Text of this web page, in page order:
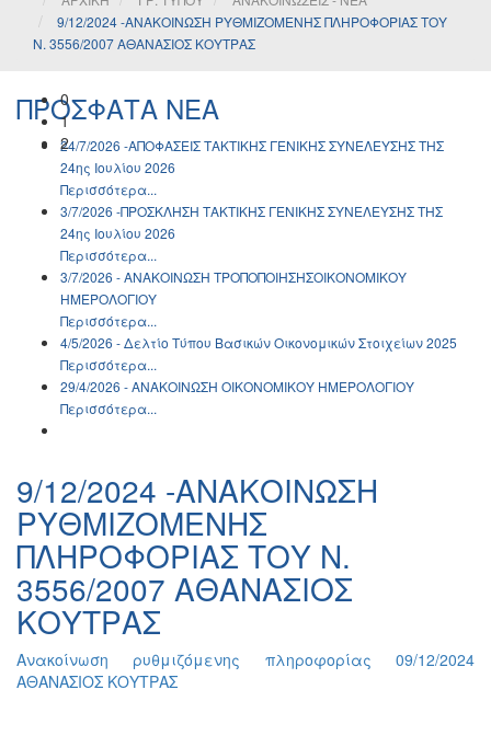
0
1
2
9/12/2024 -ΑΝΑΚΟΙΝΩΣΗ ΡΥΘΜΙΖΟΜΕΝΗΣ ΠΛΗΡΟΦΟΡΙΑΣ ΤΟΥ
Ν. 3556/2007 ΑΘΑΝΑΣΙΟΣ ΚΟΥΤΡΑΣ
ΠΡΟΣΦΑΤΑ ΝΕΑ
24/7/2026 -ΑΠΟΦΑΣΕΙΣ ΤΑΚΤΙΚΗΣ ΓΕΝΙΚΗΣ ΣΥΝΕΛΕΥΣΗΣ ΤΗΣ
24ης Ιουλίου 2026
Περισσότερα...
3/7/2026 -ΠΡΟΣΚΛΗΣΗ ΤΑΚΤΙΚΗΣ ΓΕΝΙΚΗΣ ΣΥΝΕΛΕΥΣΗΣ ΤΗΣ
24ης Ιουλίου 2026
Περισσότερα...
3/7/2026 - ΑΝΑΚΟΙΝΩΣH ΤΡΟΠΟΠΟΙΗΣΗΣΟΙΚΟΝΟΜΙΚΟΥ
ΗΜΕΡΟΛΟΓΙΟΥ
Περισσότερα...
4/5/2026 - Δελτίο Τύπου Βασικών Οικονομικών Στοιχείων 2025
Περισσότερα...
29/4/2026 - ΑΝΑΚΟΙΝΩΣH ΟΙΚΟΝΟΜΙΚΟΥ ΗΜΕΡΟΛΟΓΙΟΥ
Περισσότερα...
9/12/2024 -ΑΝΑΚΟΙΝΩΣΗ
ΡΥΘΜΙΖΟΜΕΝΗΣ
ΠΛΗΡΟΦΟΡΙΑΣ ΤΟΥ Ν.
3556/2007 ΑΘΑΝΑΣΙΟΣ
ΚΟΥΤΡΑΣ
Ανακοίνωση ρυθμιζόμενης πληροφορίας 09/12/2024
AΘΑΝΑΣΙΟΣ ΚΟΥΤΡΑΣ